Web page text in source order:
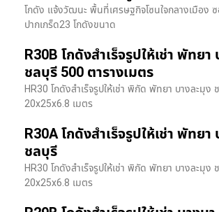
โกดัง แจ้งวัฒนะ พื้นที่เศรษฐกิจโซนใจกลางเมือง
ปากเกร็ด23 โกดังขนาด
R30B โกดังสำเร็จรูปให้เช่า พัทยา
ชลบุรี 500 ตารางเมตร
HR30 โกดังสำเร็จรูปให้เช่า พิกัด พัทยา บางละมุง
20x25x6.8 เมตร
R30A โกดังสำเร็จรูปให้เช่า พัทยา
ชลบุรี
HR30 โกดังสำเร็จรูปให้เช่า พิกัด พัทยา บางละมุง
20x25x6.8 เมตร